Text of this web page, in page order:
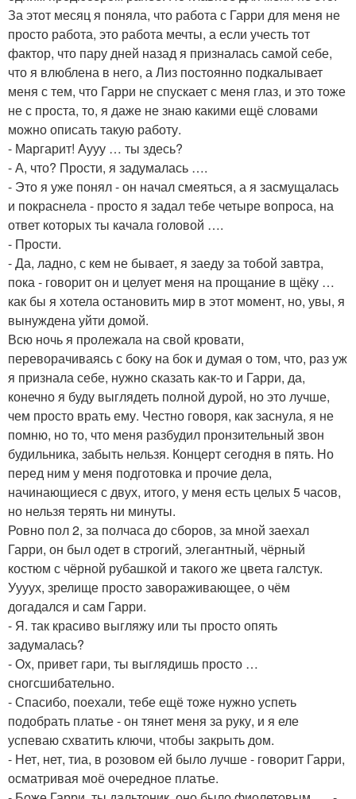
За этот месяц я поняла, что работа с Гарри для меня не
просто работа, это работа мечты, а если учесть тот
фактор, что пару дней назад я призналась самой себе,
что я влюблена в него, а Лиз постоянно подкалывает
меня с тем, что Гарри не спускает с меня глаз, и это тоже
не с проста, то, я даже не знаю какими ещё словами
можно описать такую работу.
- Маргарит! Аууу … ты здесь?
- А, что? Прости, я задумалась ….
- Это я уже понял - он начал смеяться, а я засмущалась
и покраснела - просто я задал тебе четыре вопроса, на
ответ которых ты качала головой ….
- Прости.
- Да, ладно, с кем не бывает, я заеду за тобой завтра,
пока - говорит он и целует меня на прощание в щёку …
как бы я хотела остановить мир в этот момент, но, увы, я
вынуждена уйти домой.
Всю ночь я пролежала на свой кровати,
переворачиваясь с боку на бок и думая о том, что, раз уж
я признала себе, нужно сказать как-то и Гарри, да,
конечно я буду выглядеть полной дурой, но это лучше,
чем просто врать ему. Честно говоря, как заснула, я не
помню, но то, что меня разбудил пронзительный звон
будильника, забыть нельзя. Концерт сегодня в пять. Но
перед ним у меня подготовка и прочие дела,
начинающиеся с двух, итого, у меня есть целых 5 часов,
но нельзя терять ни минуты.
Ровно пол 2, за полчаса до сборов, за мной заехал
Гарри, он был одет в строгий, элегантный, чёрный
костюм с чёрной рубашкой и такого же цвета галстук.
Уууух, зрелище просто завораживающее, о чём
догадался и сам Гарри.
- Я. так красиво выгляжу или ты просто опять
задумалась?
- Ох, привет гари, ты выглядишь просто …
сногсшибательно.
- Спасибо, поехали, тебе ещё тоже нужно успеть
подобрать платье - он тянет меня за руку, и я еле
успеваю схватить ключи, чтобы закрыть дом.
- Нет, нет, тиа, в розовом ей было лучше - говорит Гарри,
осматривая моё очередное платье.